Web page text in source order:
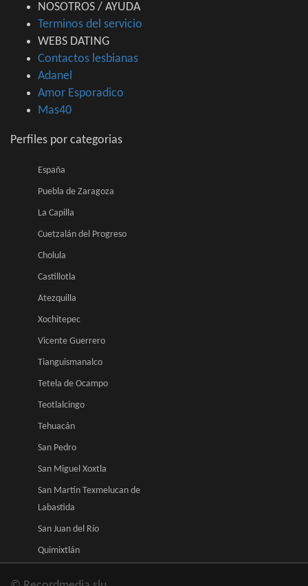
NOSOTROS / AYUDA
Terminos del servicio
WEBS DATING
Contactos lesbianas
Adanel
Amor Esporadico
Mas40
Perfiles por categorias
España
Puebla de Zaragoza
La Capilla
Cuetzalán del Progreso
Cholula
Castillotla
Atezquilla
Xochitepec
Vicente Guerrero
Tianguismanalco
Tetela de Ocampo
Teotlalcingo
Tehuacán
San Pedro
San Miguel Xoxtla
San Martín Texmelucan de
Labastida
San Juan del Río
Quimixtlán